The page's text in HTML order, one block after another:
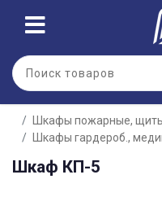
Шкафы пожарные,
Шкафы гардероб.,
Шкаф КП-5
Для клиентов всех банков
Разбейте
оплату